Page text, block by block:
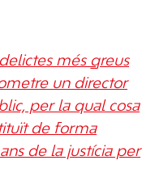
més greus
un director
per la qual cosa
de forma
de la justícia per